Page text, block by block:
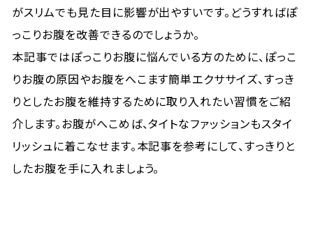
がスリムでも見た目に影響が出やすいです。どうすればぽ
っこりお腹を改善できるのでしょうか。
本記事ではぽっこりお腹に悩んでいる方のために、ぽっこ
りお腹の原因やお腹をへこます簡単エクササイズ、すっき
りとしたお腹を維持するために取り入れたい習慣をご紹
介します。お腹がへこめば、タイトなファッションもスタイ
リッシュに着こなせます。本記事を参考にして、すっきりと
したお腹を手に入れましょう。